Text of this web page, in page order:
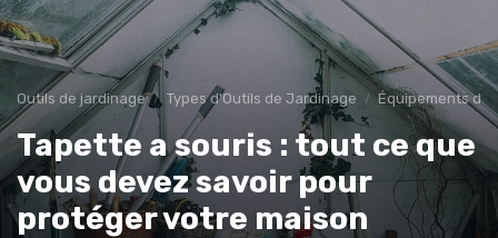
Outils de jardinage Types d'Outils de Jardinage Équipements de
Tapette a souris : tout ce que
vous devez savoir pour
protéger votre maison